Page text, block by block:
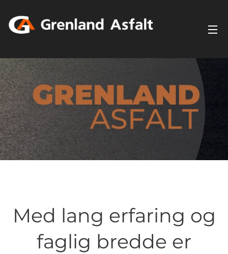
Med lang erfaring og
faglig bredde er